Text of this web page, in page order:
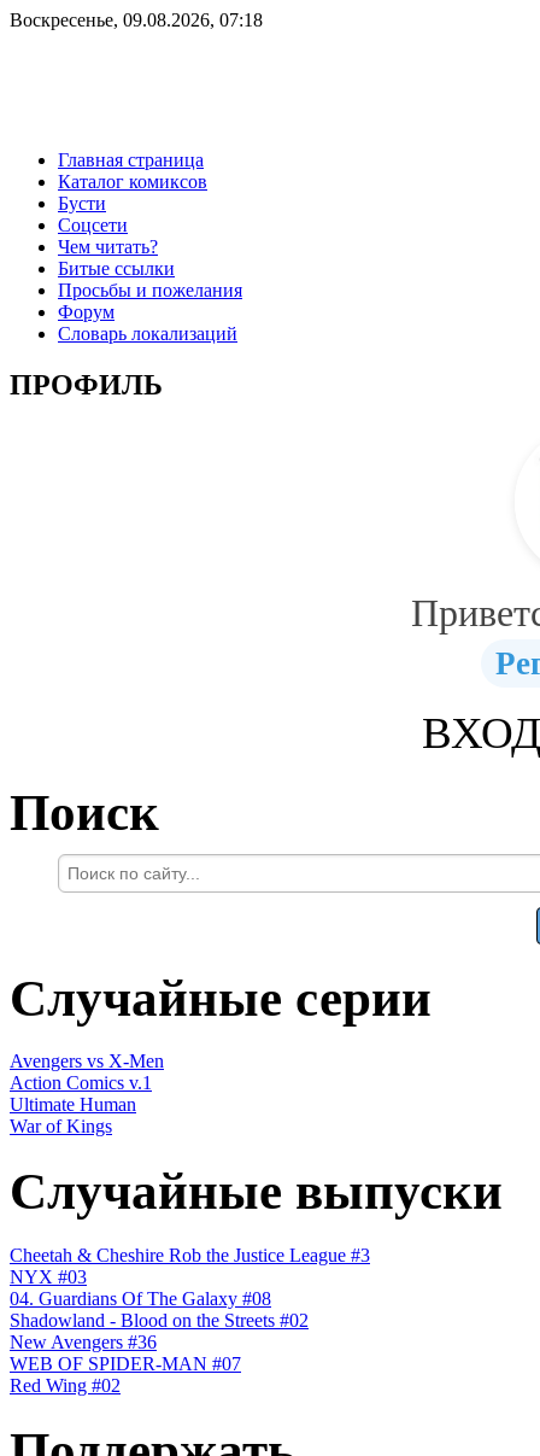
Воскресенье, 09.08.2026, 07:18
Главная страница
Каталог комиксов
Бусти
Соцсети
Чем читать?
Битые ссылки
Просьбы и пожелания
Форум
Словарь локализаций
ПРОФИЛЬ
Поиск
Случайные серии
Avengers vs X-Men
Action Comics v.1
Ultimate Human
War of Kings
Случайные выпуски
Cheetah & Cheshire Rob the Justice League #3
NYX #03
04. Guardians Of The Galaxy #08
Shadowland - Blood on the Streets #02
New Avengers #36
WEB OF SPIDER-MAN #07
Red Wing #02